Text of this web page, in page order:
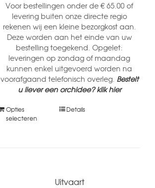
Voor bestellingen onder de € 65.00 of
levering buiten onze directe regio
rekenen wij een kleine bezorgkost aan.
Deze worden aan het einde van uw
bestelling toegekend. Opgelet:
leveringen op zondag of maandag
kunnen enkel uitgevoerd worden na
voorafgaand telefonisch overleg. Bestelt
u liever een orchidee? klik hier
Opties
selecteren
Details
Uitvaart